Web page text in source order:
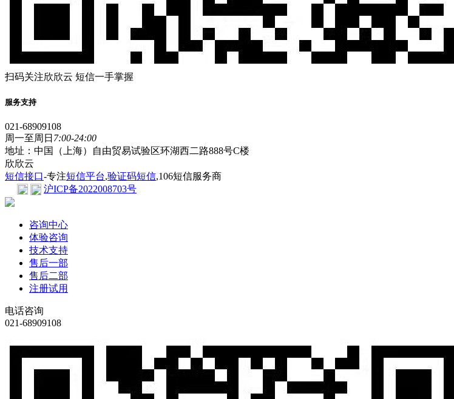
扫码关注欣欣云 短信一手掌握
服务支持
021-68909108
周一至周日 7:00-24:00
地址：中国（上海）自由贸易试验区环湖西二路888号C楼
欣欣云
短信接口-专注短信平台,验证码短信,106短信服务商
沪ICP备2022008703号
咨询中心
体验咨询
技术支持
售后一部
售后二部
注册试用
电话咨询
021-68909108